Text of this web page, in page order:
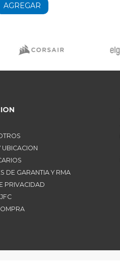
AGREGAR
UBICACION
DE GARANTIA Y RMA
PRIVACIDAD